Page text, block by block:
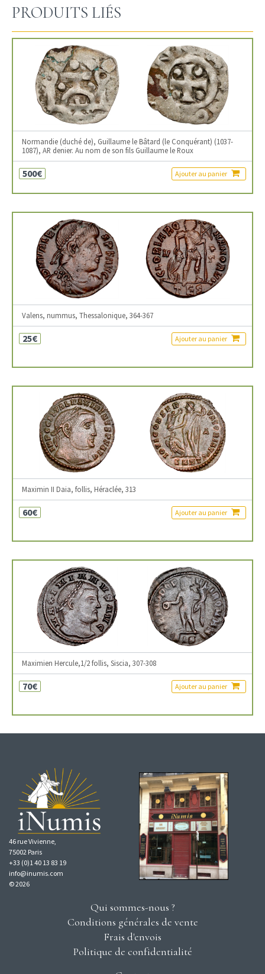
PRODUITS LIÉS
Normandie (duché de), Guillaume le Bâtard (le Conquérant) (1037-
1087), AR denier. Au nom de son fils Guillaume le Roux
500€ Ajouter au panier
Valens, nummus, Thessalonique, 364-367
25€ Ajouter au panier
Maximin II Daia, follis, Héraclée, 313
60€ Ajouter au panier
Maximien Hercule,1/2 follis, Siscia, 307-308
70€ Ajouter au panier
46 rue Vivienne,
75002 Paris
+33 (0)1 40 13 83 19
info@inumis.com
© 2026
Qui sommes-nous ?
Conditions générales de vente
Frais d'envois
Politique de confidentialité